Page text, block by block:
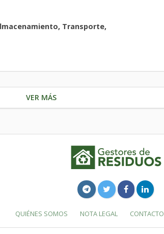
Transporte,
VER MÁS
QUIÉNES SOMOS NOTA LEGAL CONTACTO